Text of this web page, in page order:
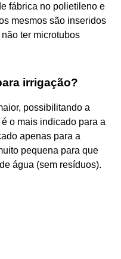
fábrica no polietileno e
mesmos são inseridos
ter microtubos
irrigação?
possibilitando a
o mais indicado para a
apenas para a
pequena para que
água (sem resíduos).